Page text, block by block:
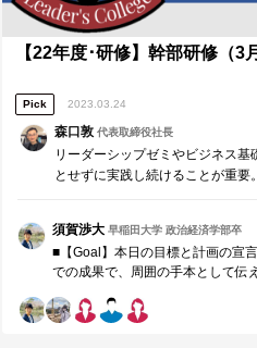
【22年度･研修】幹部研修（3
Pick 2023.03.24
森口敦代表取締役社長
リーダーシップゼミやビジネス
とせずに実践し続けることが重
須賀渉大早稲田大学 政治経済学部卒
■【Goal】本日の目標と計画の宣
での成果で、周囲の手本として伝
行い、かつバッファを大切にした